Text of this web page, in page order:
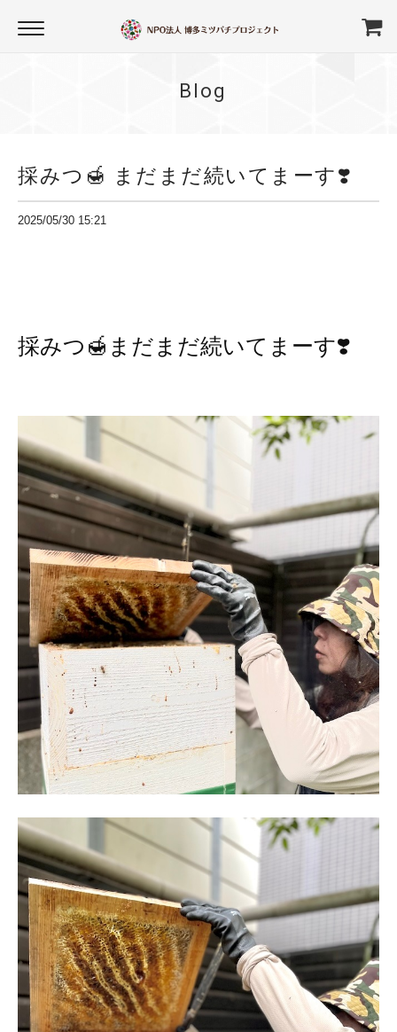
Blog
採みつ🍯 まだまだ続いてまーす❣️
2025/05/30 15:21
採みつ🍯まだまだ続いてまーす❣️